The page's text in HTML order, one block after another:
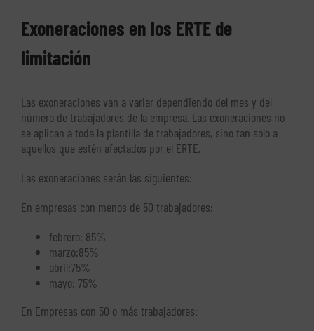
Exoneraciones en los ERTE de
limitación
Las exoneraciones van a variar dependiendo del mes y del
número de trabajadores de la empresa. Las exoneraciones no
se aplican a toda la plantilla de trabajadores, sino tan solo a
aquellos que estén afectados por el ERTE.
Las exoneraciones serán las siguientes:
En empresas con menos de 50 trabajadores:
febrero: 85%
marzo:85%
abril:75%
mayo: 75%
En Empresas con 50 o más trabajadores: